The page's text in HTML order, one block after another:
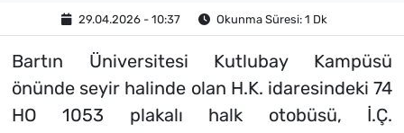
29.04.2026 - 10:37 Okunma Süresi: 1 Dk
Bartın Üniversitesi Kutlubay Kampüsü
önünde seyir halinde olan H.K. idaresindeki 74
HO 1053 plakalı halk otobüsü, İ.Ç.